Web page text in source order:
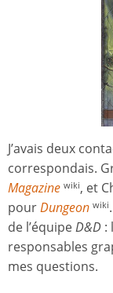
J’avais deux
correspondais.
Magazine wiki, et
pourDungeon wiki
de l’équipeD&D :
responsables
mes questions.